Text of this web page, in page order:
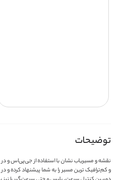
توضیحات
نقشه و مسیریاب نشان با استفاده از جی‌پی‌اس و در
و کم‌ترافیک ترین مسیر را به شما پیشنهاد کرده